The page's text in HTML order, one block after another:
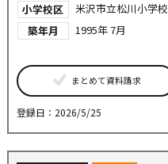
小学校区
米沢市立松川小学校
築年月
1995年 7月
まとめて資料請求
登録日：2026/5/25